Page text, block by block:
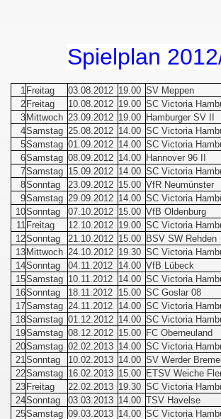
Spielplan
1 Freitag 03.08.2012 19.00 SV Meppen
2 Freitag 10.08.2012 19.00 SC Victoria
3 Mittwoch 23.09.2012 19.00 Hamburger SV II
4Samstag 25.08.2012 14.00 SC Victoria
5Samstag 01.09.2012 14.00 SC Victoria
6Samstag 08.09.2012 14.00 Hannover 96 II
7Samstag 15.09.2012 14.00 SC Victoria
8Sonntag 23.09.2012 15.00 VfR Neumünster
9Samstag 29.09.2012 14.00 SC Victoria
10Sonntag 07.10.2012 15.00 VfB Oldenburg
11 Freitag 12.10.2012 19.00 SC Victoria
12Sonntag 21.10.2012 15.00 BSV SW Rehden
13 Mittwoch 24.10.2012 19.30 SC Victoria
14Sonntag 04.11.2012 14.00 VfB Lübeck
15Samstag 10.11.2012 14.00 SC Victoria
16Sonntag 18.11.2012 15.00 SC Goslar 08
17Samstag 24.11.2012 14.00 SC Victoria
18Samstag 01.12.2012 14.00 SC Victoria
19Samstag 08.12.2012 15.00 FC Oberneuland
20Samstag 02.02.2013 14.00 SC Victoria
21Sonntag 10.02.2013 14.00 SV Werder
22Samstag 16.02.2013 15.00 ETSV Weiche
23 Freitag 22.02.2013 19.30 SC Victoria
24Sonntag 03.03.2013 14.00 TSV Havelse
25Samstag 09.03.2013 14.00 SC Victoria